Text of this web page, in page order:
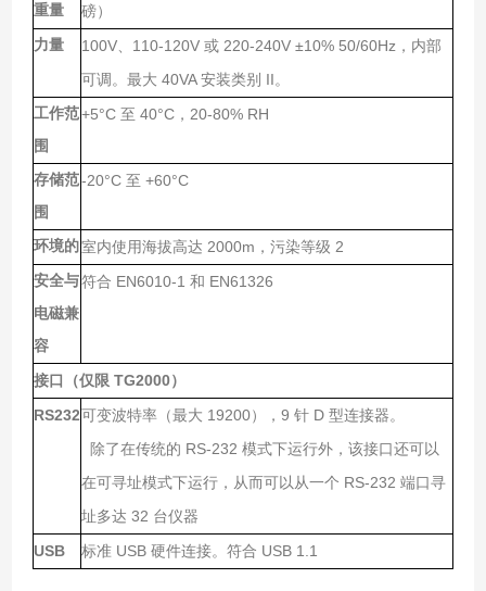
重量
磅）
力量 100V、 110-120V 或220-240V ±10% 50/60Hz ，内部
可调。最大 40VA 安装类别 II 。
工作范
围
+5°C 至 40°C， 20-80% RH
存储范
围
-20°C 至 +60°C
环境的室内使用海拔高达 2000m ，污染等级 2
安全与
电磁兼
容
符合 EN6010-1 和 EN61326
接口（仅限 TG2000）
RS232可变波特率（最大 19200）， 9 针D 型连接器。
除了在传统的 RS-232 模式下运行外，该接口还可以
在可寻址模式下运行，从而可以从一个 RS-232 端口寻
址多达 32 台仪器
USB 标准USB 硬件连接。符合 USB 1.1